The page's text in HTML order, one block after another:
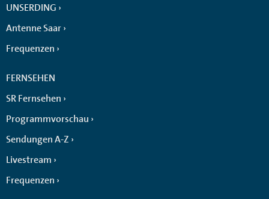
UNSERDING
Antenne Saar
Frequenzen
FERNSEHEN
SR Fernsehen
Programmvorschau
Sendungen A-Z
Livestream
Frequenzen